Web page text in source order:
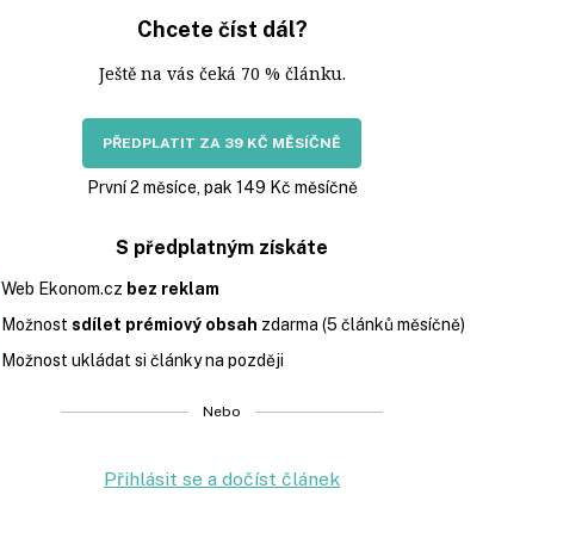
Chcete číst dál?
Ještě na vás čeká 70 % článku.
PŘEDPLATIT ZA 39 KČ MĚSÍČNĚ
První 2 měsíce, pak 149 Kč měsíčně
S předplatným získáte
Web Ekonom.cz bez reklam
Možnost sdílet prémiový obsah zdarma (5 článků měsíčně)
Možnost ukládat si články na později
Nebo
Přihlásit se a dočíst článek